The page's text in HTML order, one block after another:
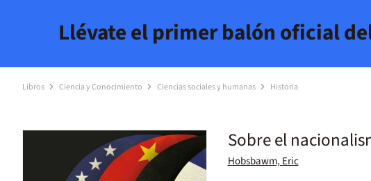
Llévate el primer balón oficial
Libros Ciencia y Conocimiento Ciencias sociales y humanas Historia
Sobre el
Hobsbawm, Eric